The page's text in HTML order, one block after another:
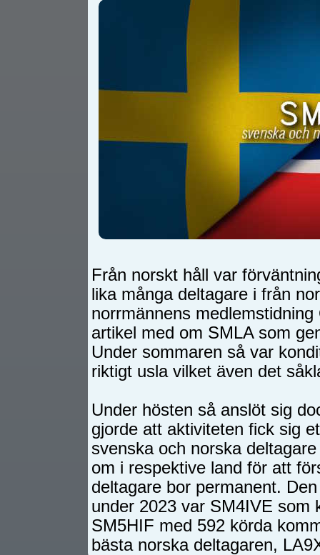
Från norskt håll var
lika många deltagare i från
norrmännens
artikel med om SMLA som
Under sommaren så var
riktigt usla vilket även det
Under hösten så anslöt sig
gjorde att aktiviteten fick sig
svenska och norska
om i respektive land för att
deltagare bor permanent.
under 2023 var SM4IVE som
SM5HIF med 592 körda
bästa norska deltagaren,